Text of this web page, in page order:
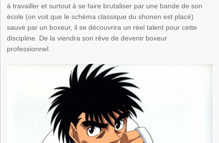
à travailler et surtout à se faire brutaliser par une bande de son
école (on voit que le schéma classique du shonen est placé)
sauvé par un boxeur, il se découvrira un réel talent pour cette
discipline. De la viendra son rêve de devenir boxeur
professionnel.